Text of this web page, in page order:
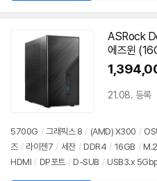
ASRock
에즈윈 (
21.08. 등록
5700G / 그래픽스 8 / (AMD) X300 / OS
즈 / 라이젠7 / 세잔 / DDR4 / 16GB / M.2
HDMI / DP포트 / D-SUB / USB3.x